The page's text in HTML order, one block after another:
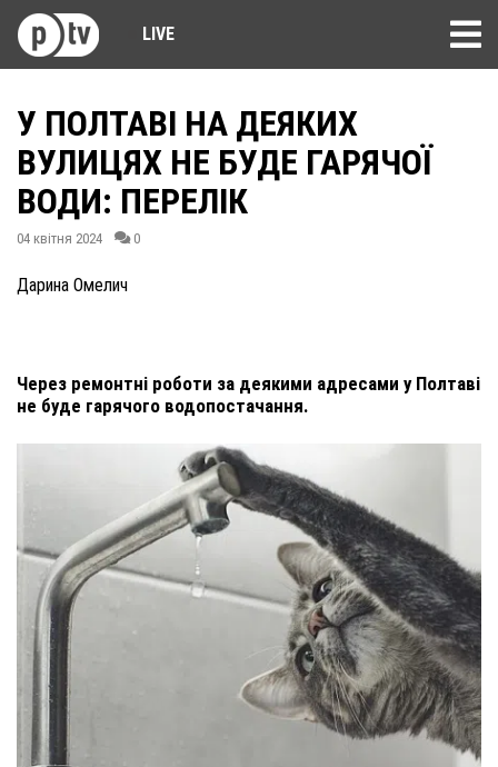
LIVE
У ПОЛТАВІ НА ДЕЯКИХ
ВУЛИЦЯХ НЕ БУДЕ ГАРЯЧОЇ
ВОДИ: ПЕРЕЛІК
04 квітня 2024 0
Дарина Омелич
Через ремонтні роботи за деякими адресами у Полтаві
не буде гарячого водопостачання.